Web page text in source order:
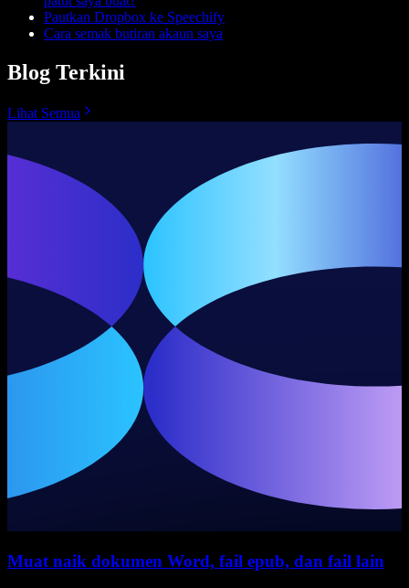
Pautkan Dropbox ke Speechify
Cara semak butiran akaun saya
Blog Terkini
Lihat Semua
Muat naik dokumen Word, fail epub, dan fail lain